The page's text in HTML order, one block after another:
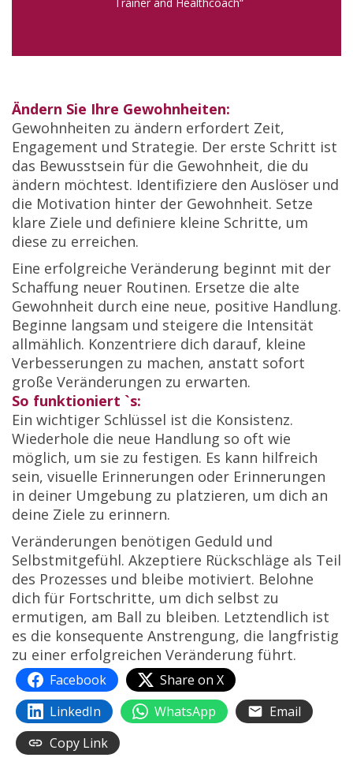
Ändern Sie Ihre Gewohnheiten:
Gewohnheiten zu ändern erfordert Zeit,
Engagement und Strategie. Der erste Schritt ist
das Bewusstsein für die Gewohnheit, die du
ändern möchtest. Identifiziere den Auslöser und
die Motivation hinter der Gewohnheit. Setze
klare Ziele und definiere kleine Schritte, um
diese zu erreichen.
Eine erfolgreiche Veränderung beginnt mit der
Schaffung neuer Routinen. Ersetze die alte
Gewohnheit durch eine neue, positive Handlung.
Beginne langsam und steigere die Intensität
allmählich. Konzentriere dich darauf, kleine
Verbesserungen zu machen, anstatt sofort
große Veränderungen zu erwarten.
So funktioniert `s:
Ein wichtiger Schlüssel ist die Konsistenz.
Wiederhole die neue Handlung so oft wie
möglich, um sie zu festigen. Es kann hilfreich
sein, visuelle Erinnerungen oder Erinnerungen
in deiner Umgebung zu platzieren, um dich an
deine Ziele zu erinnern.
Veränderungen benötigen Geduld und
Selbstmitgefühl. Akzeptiere Rückschläge als Teil
des Prozesses und bleibe motiviert. Belohne
dich für Fortschritte, um dich selbst zu
ermutigen, am Ball zu bleiben. Letztendlich ist
es die konsequente Anstrengung, die langfristig
zu einer erfolgreichen Veränderung führt.
Facebook
Share on X
LinkedIn
WhatsApp
Email
Copy Link